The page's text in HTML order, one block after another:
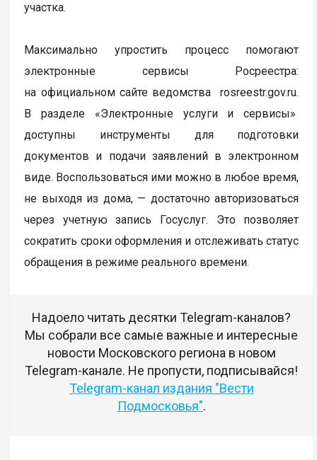
участка.
Максимально упростить процесс помогают
электронные сервисы Росреестра:
на официальном сайте ведомства rosreestr.gov.ru.
В разделе «Электронные услуги и сервисы»
доступны инструменты для подготовки
документов и подачи заявлений в электронном
виде. Воспользоваться ими можно в любое время,
не выходя из дома, — достаточно авторизоваться
через учетную запись Госуслуг. Это позволяет
сократить сроки оформления и отслеживать статус
обращения в режиме реального времени.
Надоело читать десятки Telegram-каналов?
Мы собрали все самые важные и интересные
новости Московского региона в новом
Telegram-канале. Не пропусти, подписывайся!
Telegram-канал издания "Вести
Подмосковья".